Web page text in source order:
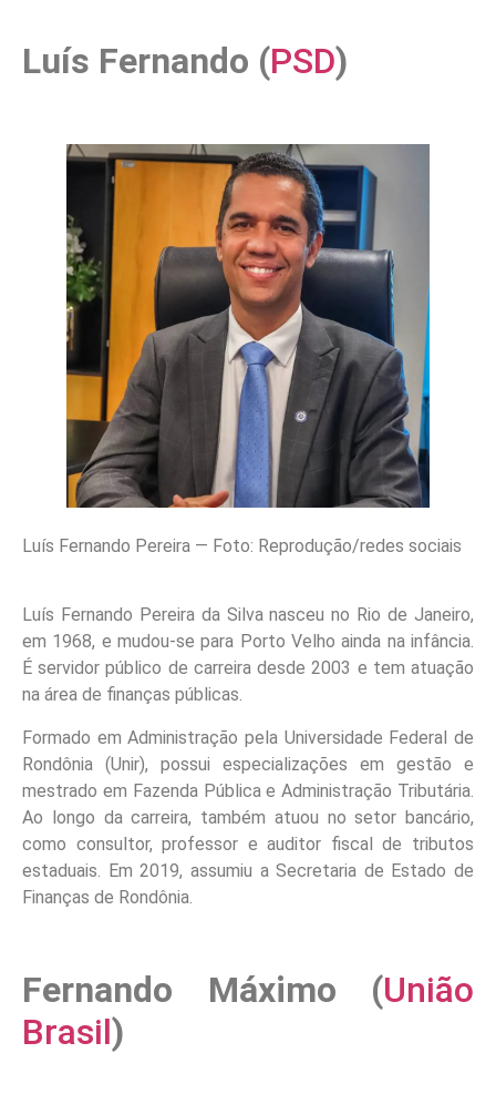
Luís Fernando (PSD)
Luís Fernando Pereira — Foto: Reprodução/redes sociais
Luís Fernando Pereira da Silva nasceu no Rio de Janeiro,
em 1968, e mudou-se para Porto Velho ainda na infância.
É servidor público de carreira desde 2003 e tem atuação
na área de finanças públicas.
Formado em Administração pela Universidade Federal de
Rondônia (Unir), possui especializações em gestão e
mestrado em Fazenda Pública e Administração Tributária.
Ao longo da carreira, também atuou no setor bancário,
como consultor, professor e auditor fiscal de tributos
estaduais. Em 2019, assumiu a Secretaria de Estado de
Finanças de Rondônia.
Fernando Máximo (União
Brasil)